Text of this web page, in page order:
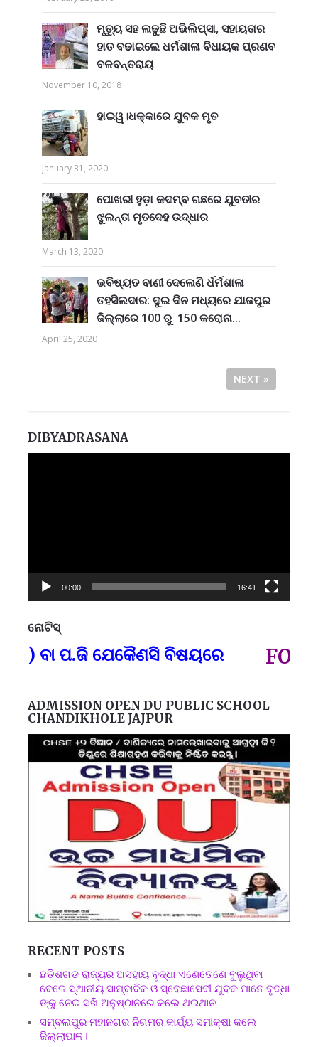
ମୃତ୍ୟୁ ସହ ଲଢୁଛି ଅଭିଲିପ୍ସା, ସହାୟତାର
ହାତ ବଢାଇଲେ ଧର୍ମଶାଳା ବିଧାୟକ ପ୍ରଣବ
ବଳବନ୍ତରାୟ
November 10, 2018
ହାଇୱ।ଧକ୍କାରେ ଯୁବକ ମୃତ
January 31, 2020
ପୋଖରୀ ହୁଡ଼ା କଦମ୍ବ ଗଛରେ ଯୁବତୀର
ଝୁଲନ୍ତା ମୃତଦେହ ଉଦ୍ଧାର
March 13, 2020
ଭବିଷ୍ୟତ ବାଣୀ ଦେଲେଣି ର୍ଧର୍ମଶାଳା
ତହସିଲଦାର: ଦୁଇ ଦିନ ମଧ୍ୟରେ ଯାଜପୁର
ଜିଲ୍ଲାରେ 100 ରୁ 150 କରୋନା...
April 25, 2020
NEXT »
DIBYADRASANA
00:00 16:41
ନୋଟିସ୍
ବା ପ.ଜି ଯେକୈଣସି ବିଷୟରେ FOR
ADMISSION OPEN DU PUBLIC SCHOOL
CHANDIKHOLE JAJPUR
RECENT POSTS
ଛତିଶଗଡ ରାଜ୍ୟର ଅସହାୟ ବୃଦ୍ଧା ଏଣେତେଣେ ବୁଲୁଥିବା
ବେଳେ ସ୍ଥାନୀୟ ସାମ୍ବାଦିକ ଓ ସ୍ବେଛାସେବୀ ଯୁବକ ମାନେ ବୃଦ୍ଧା
ଙ୍କୁ ନେଇ ସଖି ଅନୁଷ୍ଠାନରେ କଲେ ଥଇଥାନ
ସମ୍ବଲପୁର ମହାନଗର ନିଗମର କାର୍ଯ୍ୟ ସମୀକ୍ଷା କଲେ
ଜିଲ୍ଲାପାଳ।